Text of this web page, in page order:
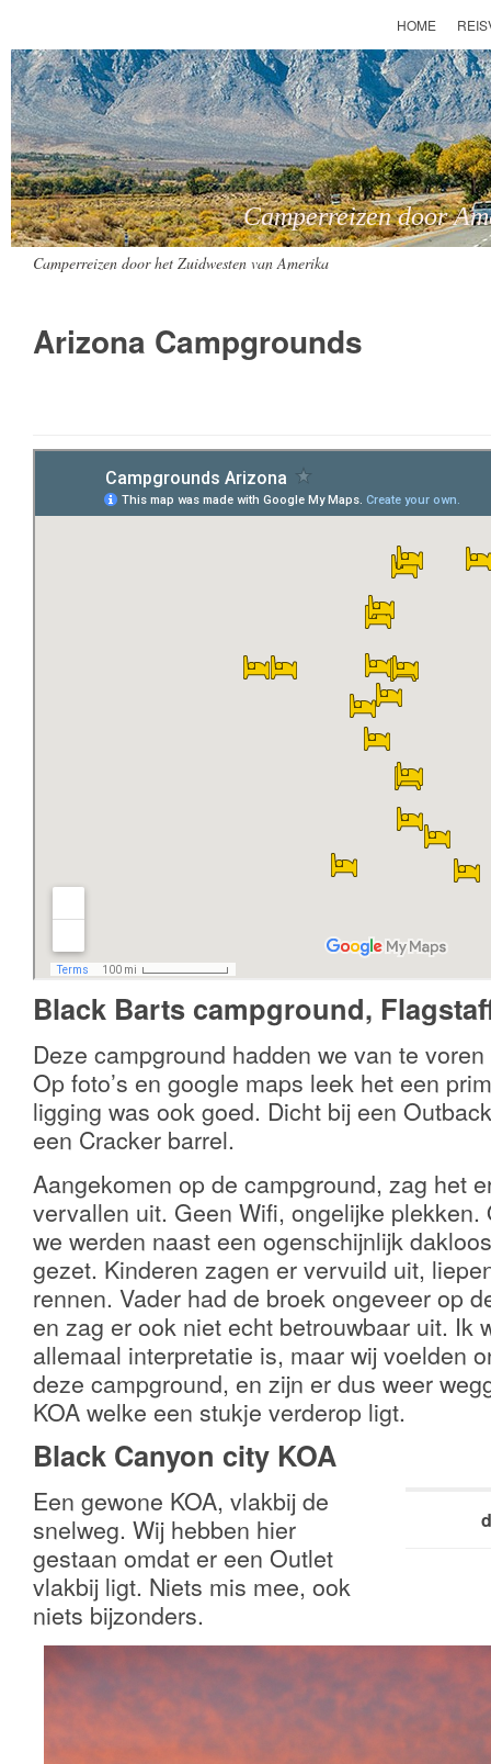
Camperreizen door
Camperreizen door het Zuidwesten van Amerika
HOME
Arizona Campgrounds
Black Barts campground,
Deze campground hadden we van te
Op foto’s en google maps leek het een
ligging was ook goed. Dicht bij een
een Cracker barrel.
Aangekomen op de campground, zag het
vervallen uit. Geen Wifi, ongelijke plekken.
we werden naast een ogenschijnlijk
gezet. Kinderen zagen er vervuild uit,
rennen. Vader had de broek ongeveer op
en zag er ook niet echt betrouwbaar uit. Ik
allemaal interpretatie is, maar wij voelden
deze campground, en zijn er dus weer
KOA welke een stukje verderop ligt.
Black Canyon city KOA
Een gewone KOA, vlakbij de
snelweg. Wij hebben hier
gestaan omdat er een Outlet
vlakbij ligt. Niets mis mee, ook
niets bijzonders.